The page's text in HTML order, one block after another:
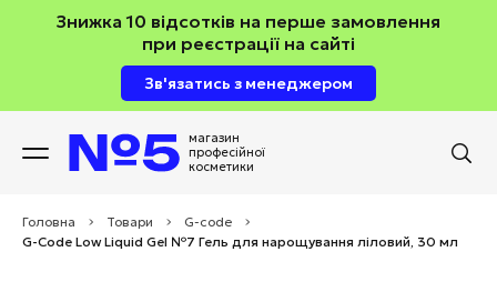
Знижка 10 відсотків на перше замовлення
при реєстрації на сайті
Зв'язатись з менеджером
магазин
професійної
косметики
Головна > Товари > G-code
>
G-Code Low Liquid Gel №7 Гель для нарощування ліловий, 30 мл